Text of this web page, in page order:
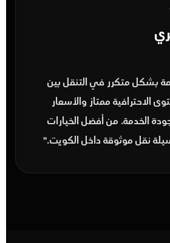
بشكل متكرر في التنقل بين
الاحترافية ممتاز والأسعار
الخدمة. من أفضل الخيارات
نقل موثوقة داخل الكويت."